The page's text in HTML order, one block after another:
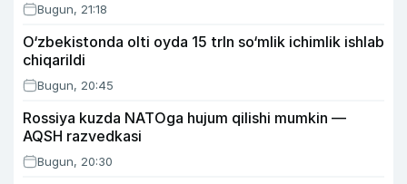
Bugun, 21:18
O‘zbekistonda olti oyda 15 trln so‘mlik ichimlik ishlab
chiqarildi
Bugun, 20:45
Rossiya kuzda NATOga hujum qilishi mumkin —
AQSH razvedkasi
Bugun, 20:30